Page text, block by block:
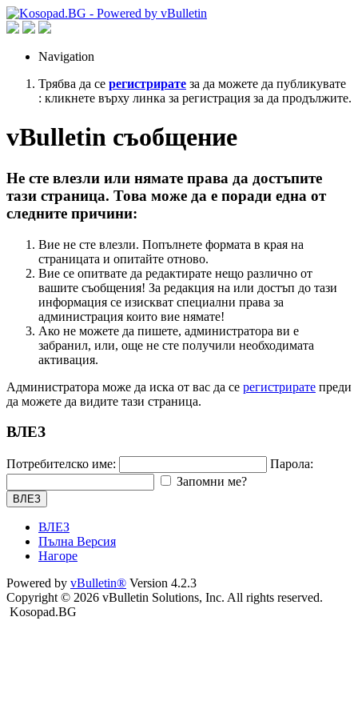
Navigation
Трябва да се регистрирате за да можете да публикувате
: кликнете върху линка за регистрация за да продължите.
vBulletin съобщение
Не сте влезли или нямате права да достъпите
тази страница. Това може да е поради една от
следните причини:
Вие не сте влезли. Попълнете формата в края на
страницата и опитайте отново.
Вие се опитвате да редактирате нещо различно от
вашите съобщения! За редакция на или достъп до тази
информация се изискват специални права за
администрация които вие нямате!
Ако не можете да пишете, администратора ви е
забранил, или, още не сте получили необходимата
активация.
Администратора може да иска от вас да се регистрирате преди
да можете да видите тази страница.
ВЛЕЗ
Потребителско име:
Парола:
Запомни ме?
ВЛЕЗ
ВЛЕЗ
Пълна Версия
Нагоре
Powered by vBulletin® Version 4.2.3
Copyright © 2026 vBulletin Solutions, Inc. All rights reserved.
Kosopad.BG